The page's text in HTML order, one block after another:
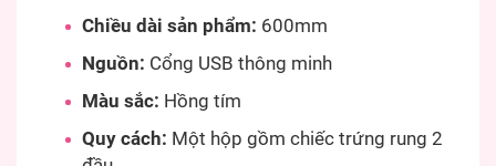
Chiều dài sản phẩm: 600mm
Nguồn: Cổng USB thông minh
Màu sắc: Hồng tím
Quy cách: Một hộp gồm chiếc trứng rung 2